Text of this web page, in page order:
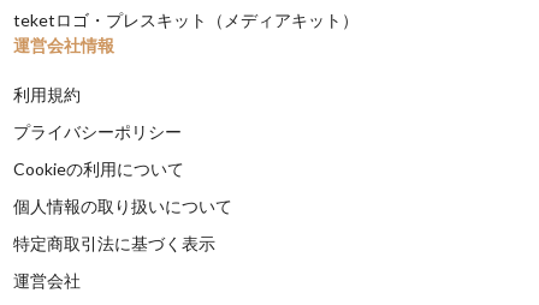
teketロゴ・プレスキット（メディアキット）
運営会社情報
利用規約
プライバシーポリシー
Cookieの利用について
個人情報の取り扱いについて
特定商取引法に基づく表示
運営会社